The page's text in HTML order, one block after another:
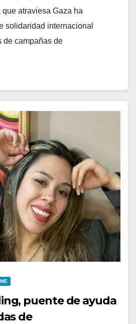
atraviesa Gaza ha
solidaridad internacional
de campañas de
puente de ayuda
de